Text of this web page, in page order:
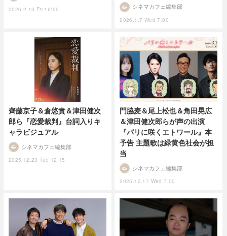
2026.2.13 Fri 16:00
2026.1.7 Wed 7:00
シネマカフェ編集部
齊藤京子＆倉悠貴＆津田健次
郎ら『恋愛裁判』台詞入りキ
ャラビジュアル
2025.12.23 Tue 12:15
シネマカフェ編集部
門脇麦＆尾上松也＆角田晃広
＆津田健次郎らが声の出演
『パリに咲くエトワール』本
予告 主題歌は緑黄色社会が担
当
2025.12.17 Wed 7:00
シネマカフェ編集部